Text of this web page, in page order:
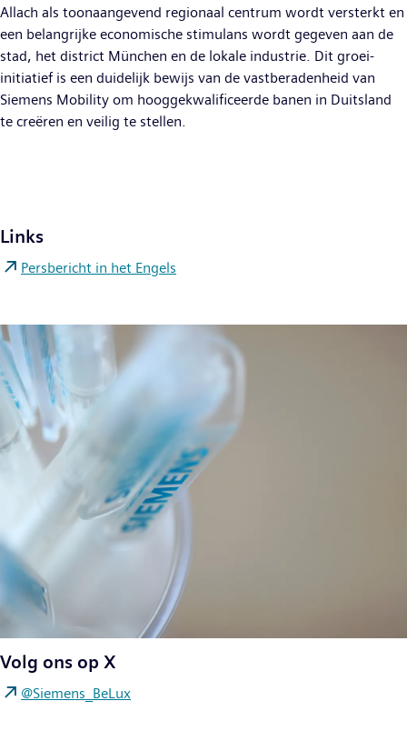
Allach als toonaangevend regionaal centrum wordt versterkt en
een belangrijke economische stimulans wordt gegeven aan de
stad, het district München en de lokale industrie. Dit groei-
initiatief is een duidelijk bewijs van de vastberadenheid van
Siemens Mobility om hooggekwalificeerde banen in Duitsland
te creëren en veilig te stellen.
Links
Persbericht in het Engels
Volg ons op X
@Siemens_BeLux